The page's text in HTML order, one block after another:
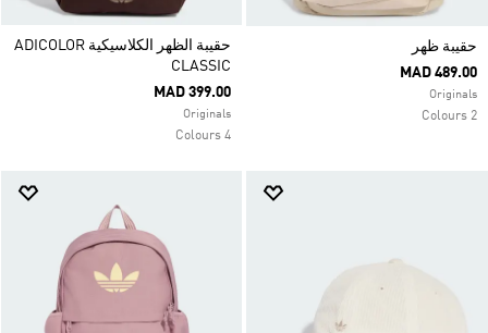
حقيبة ظهر
MAD 489.00
Originals
2 Colours
حقيبة الظهر الكلاسيكية ADICOLOR
CLASSIC
MAD 399.00
Originals
4 Colours